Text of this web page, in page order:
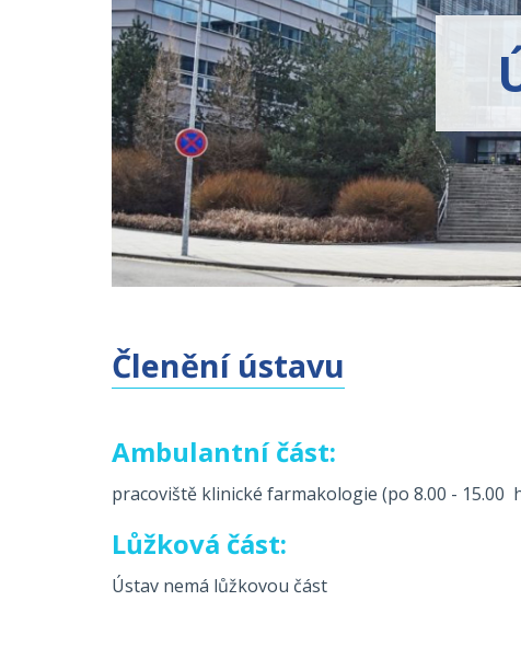
Členění ústavu
Ambulantní část:
pracoviště klinické farmakologie (po 8.00 - 15.00
Lůžková část:
Ústav nemá lůžkovou část